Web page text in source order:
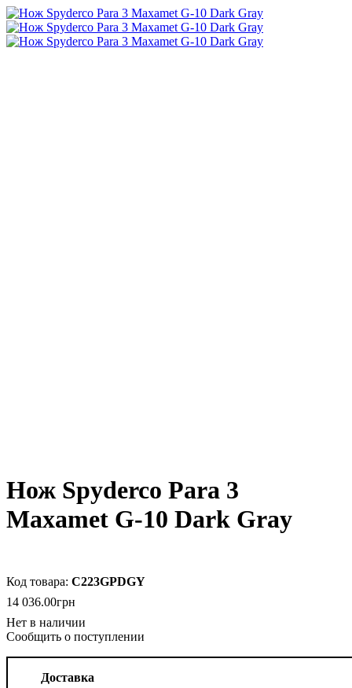
Нож Spyderco Para 3
Maxamet G-10 Dark Gray
C223GPDGY
14 036.00грн
Сообщить о поступлении
Доставка